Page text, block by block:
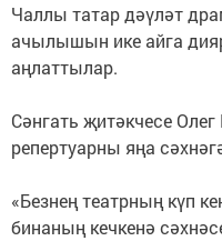
Чаллы татар дәүләт
ачылышын ике айга
аңлаттылар.
Сәнгать җитәкчесе
репертуарны яңа
«Безнең театрның күп
бинаның кечкенә